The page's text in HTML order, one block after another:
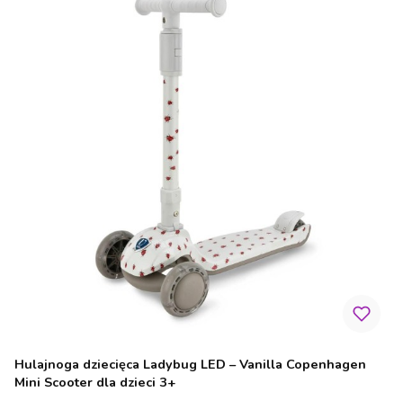
Hulajnoga dziecięca Ladybug LED – Vanilla Copenhagen
Mini Scooter dla dzieci 3+